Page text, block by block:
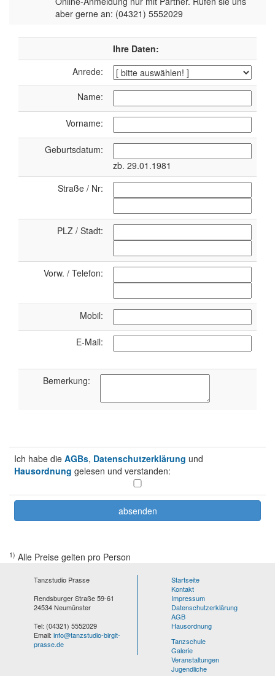
aber gerne an: (04321) 5552029
Ihre Daten:
Anrede:
Name:
Vorname:
Geburtsdatum:
zb. 29.01.1981
Straße / Nr:
PLZ / Stadt:
Vorw. / Telefon:
Mobil:
E-Mail:
Bemerkung:
Ich habe die AGBs, Datenschutzerklärung und
Hausordnung gelesen und verstanden:
1) Alle Preise gelten pro Person
Tanzstudio Prasse
Rendsburger Straße 59-61
24534 Neumünster
Tel: (04321) 5552029
Email: info@tanzstudio-birgit-
prasse.de
Startseite
Kontakt
Impressum
Datenschutzerklärung
AGB
Hausordnung
Tanzschule
Galerie
Veranstaltungen
Jugendliche